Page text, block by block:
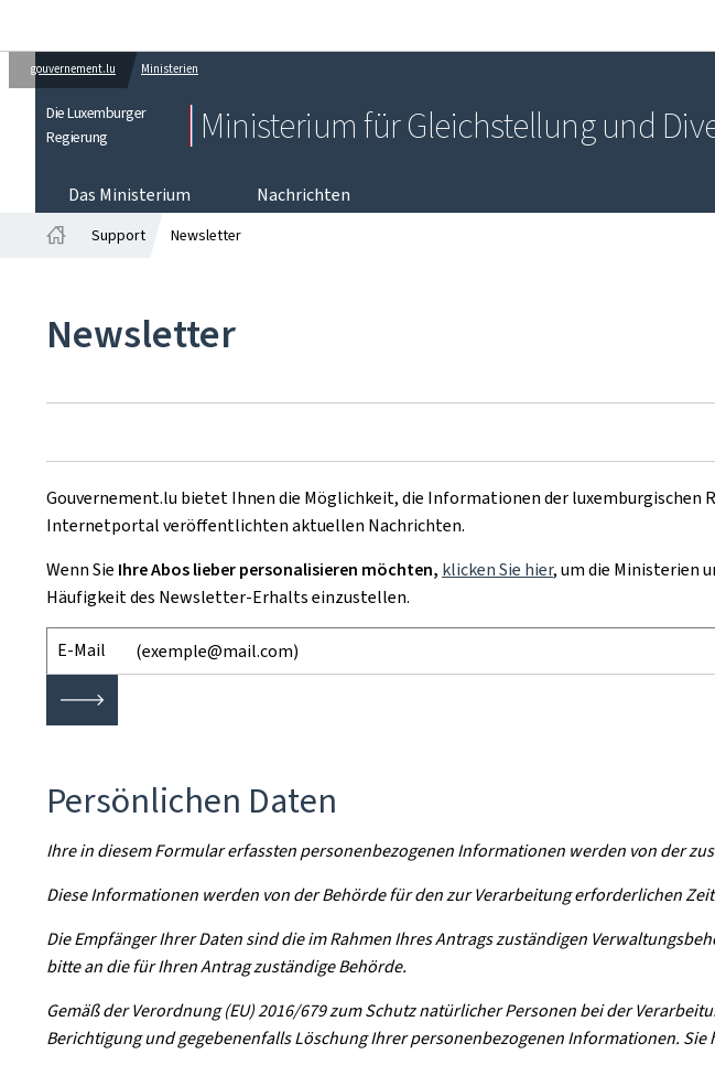
gouvernement.lu Ministerien
Die Luxemburger
Regierung
Ministerium für Gleichstellung und
Das Ministerium
Nachrichten
Support Newsletter
Newsletter
Gouvernement.lu bietet Ihnen die Möglichkeit, die Informationen der luxemburgischen
Internetportal veröffentlichten aktuellen Nachrichten.
Wenn Sie Ihre Abos lieber personalisieren möchten, klicken Sie hier, umdie Ministerien
Häufigkeit des Newsletter-Erhalts einzustellen.
E-Mail
🡒
Persönlichen Daten
Ihre in diesem Formular erfassten personenbezogenen Informationen werden von der
Diese Informationen werden von der Behörde für den zur Verarbeitung erforderlichen
Die Empfänger Ihrer Daten sind die im Rahmen Ihres Antrags zuständigen
bitte an die für Ihren Antrag zuständige Behörde.
Gemäß der Verordnung (EU) 2016/679 zum Schutz natürlicher Personen bei der
Berichtigung und gegebenenfalls Löschung Ihrer personenbezogenen Informationen.